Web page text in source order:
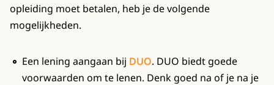
opleiding moet betalen, heb je de volgende
mogelijkheden.
Een lening aangaan bij DUO. DUO biedt goede
voorwaarden om te lenen. Denk goed na of je na je